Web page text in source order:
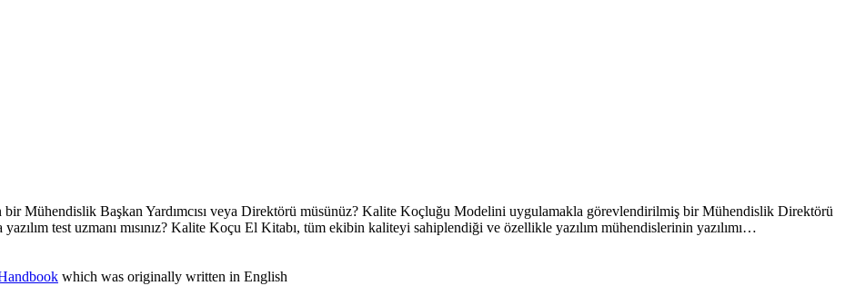
Mühendislik Başkan Yardımcısı veya Direktörü müsünüz? Kalite Koçluğu Modelini uygulamakla görevlendirilmiş bir Mühendislik Direktörü
test uzmanı mısınız? Kalite Koçu El Kitabı, tüm ekibin kaliteyi sahiplendiği ve özellikle yazılım mühendislerinin yazılımı…
which was originally written in English